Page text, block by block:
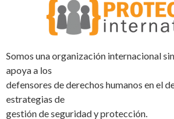
Somos una organización internacional
apoya a los
defensores de derechos humanos en el
estrategias de
gestión de seguridad y protección.